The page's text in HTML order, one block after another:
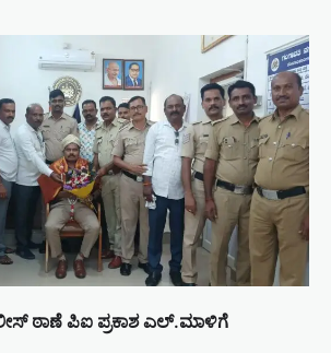
ಠಾಣೆ ಪಿಐ ಪ್ರಕಾಶ ಎಲ್.ಮಾಳಿಗೆ